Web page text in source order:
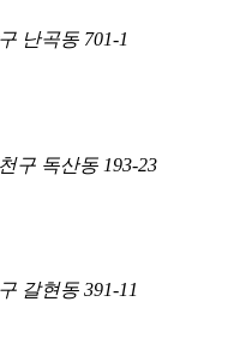
난곡동 701-1
구 독산동 193-23
갈현동 391-11